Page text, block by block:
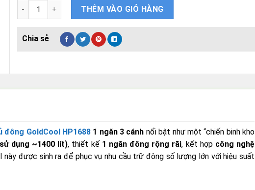
Tủ Đông GoldCool HP1688 1 Ngăn 3 Cánh Dung Tích 1600 Lít số lượng
THÊM VÀO GIỎ HÀNG
đông GoldCool HP16881 ngăn 3 cánh nổi bật như một “chiến binh kho
dụng ~1400 lít), thiết kế 1 ngăn đông rộng rãi, kết hợp công nghệ
này được sinh ra để phục vụ nhu cầu trữ đông số lượng lớn với hiệu suất